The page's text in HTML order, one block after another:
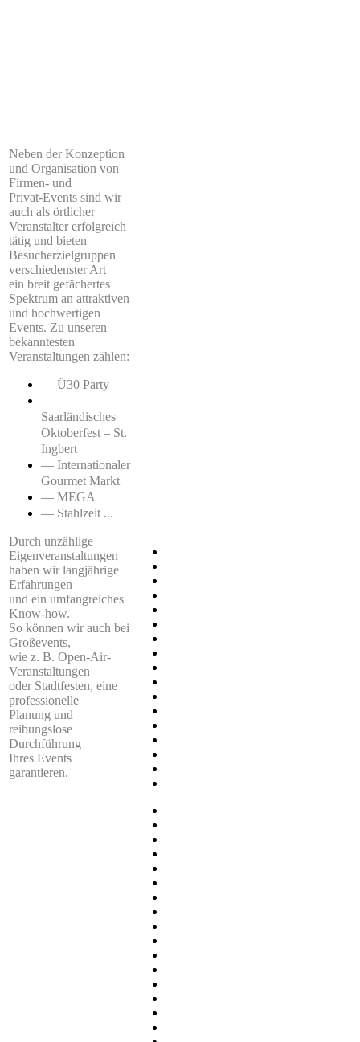
Neben der Konzeption
und Organisation von
Firmen- und
Privat-Events sind wir
auch als örtlicher
Veranstalter erfolgreich
tätig und bieten
Besucherzielgruppen
verschiedenster Art
ein breit gefächertes
Spektrum an attraktiven
und hochwertigen
Events. Zu unseren
bekanntesten
Veranstaltungen zählen:
— Ü30 Party
—
Saarländisches
Oktoberfest – St.
Ingbert
— Internationaler
Gourmet Markt
— MEGA
— Stahlzeit ...
Durch unzählige
Eigenveranstaltungen
haben wir langjährige
Erfahrungen
und ein umfangreiches
Know-how.
So können wir auch bei
Großevents,
wie z. B. Open-Air-
Veranstaltungen
oder Stadtfesten, eine
professionelle
Planung und
reibungslose
Durchführung
Ihres Events
garantieren.